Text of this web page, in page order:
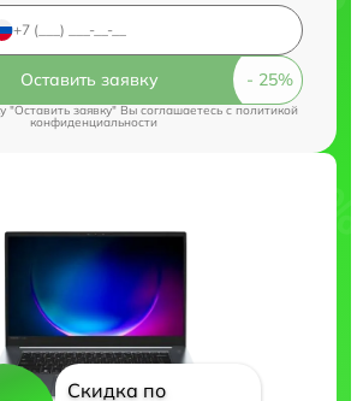
Оставить заявку
"Оставить заявку" Вы соглашаетесь cполитикой
конфиденциальности
Скидка по